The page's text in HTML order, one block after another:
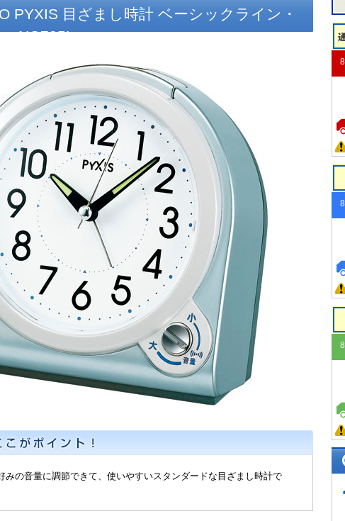
PYXIS 目ざまし時計 ベーシックライン・
NQ705L
の音量に調節できて、使いやすいスタンダードな目ざまし時計で